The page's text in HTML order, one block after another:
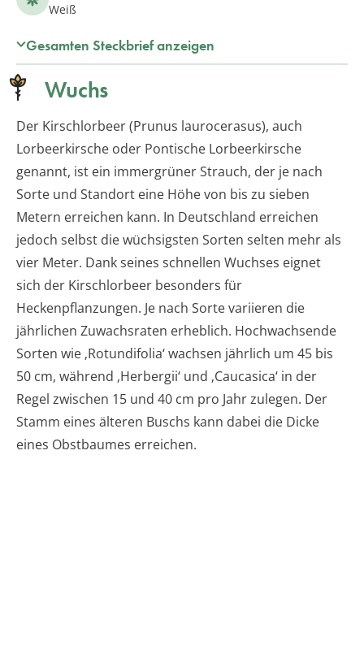
Weiß
Gesamten Steckbrief anzeigen
Wuchs
Der Kirschlorbeer (Prunus laurocerasus), auch
Lorbeerkirsche oder Pontische Lorbeerkirsche
genannt, ist ein immergrüner Strauch, der je nach
Sorte und Standort eine Höhe von bis zu sieben
Metern erreichen kann. In Deutschland erreichen
jedoch selbst die wüchsigsten Sorten selten mehr als
vier Meter. Dank seines schnellen Wuchses eignet
sich der Kirschlorbeer besonders für
Heckenpflanzungen. Je nach Sorte variieren die
jährlichen Zuwachsraten erheblich. Hochwachsende
Sorten wie ‚Rotundifolia‘ wachsen jährlich um 45 bis
50 cm, während ‚Herbergii‘ und ‚Caucasica‘ in der
Regel zwischen 15 und 40 cm pro Jahr zulegen. Der
Stamm eines älteren Buschs kann dabei die Dicke
eines Obstbaumes erreichen.